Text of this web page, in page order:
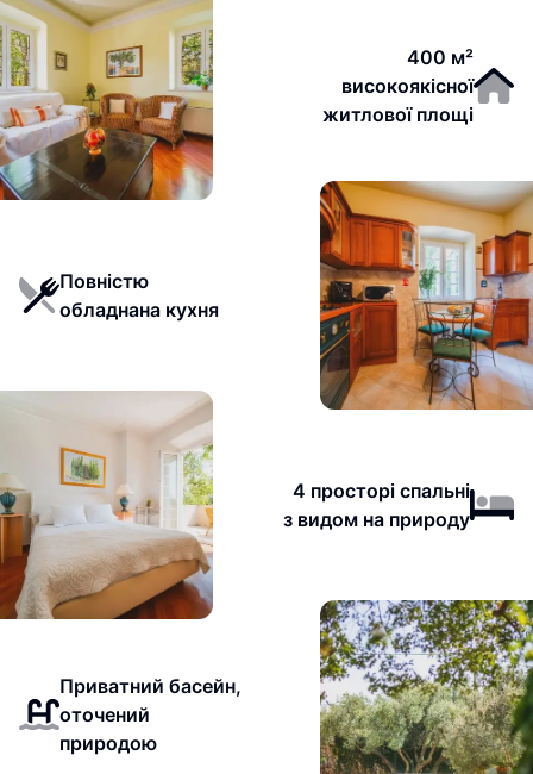
400 м²
високоякісної
житлової площі
Повністю
обладнана кухня
4 просторі спальні
з видом на природу
Приватний басейн,
оточений
природою